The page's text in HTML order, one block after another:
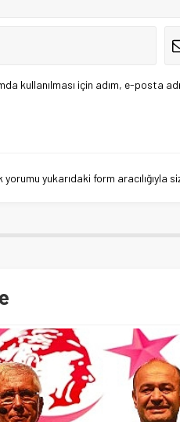
kullanılması için adım, e-posta
yorumu yukarıdaki form aracılığıyla